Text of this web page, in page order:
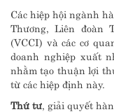
Các hiệp hội ngành
Thương, Liên đoàn
(VCCI) và các cơ
doanh nghiệp xuất
nhằm tạo thuận lợi
từ các hiệp định này.
Thứ tư , giải quyết